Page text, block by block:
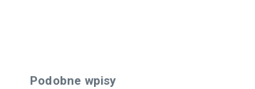
Podobne wpisy